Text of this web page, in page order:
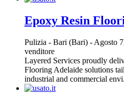
Epoxy Resin
Pulizia - Bari (Bari) - Agosto
venditore
Layered Services proudly
Flooring Adelaide solutions
industrial and commercial